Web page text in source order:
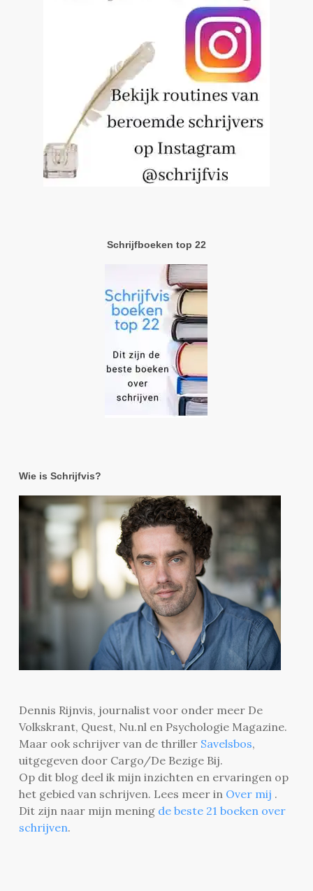
Schrijfboeken top 22
Wie is Schrijfvis?
Dennis Rijnvis, journalist voor onder meer De
Volkskrant, Quest, Nu.nl en Psychologie Magazine.
Maar ook schrijver van de thriller Savelsbos,
uitgegeven door Cargo/De Bezige Bij.
Op dit blog deel ik mijn inzichten en ervaringen op
het gebied van schrijven. Lees meer in Over mij .
Dit zijn naar mijn mening de beste 21 boeken over
schrijven.